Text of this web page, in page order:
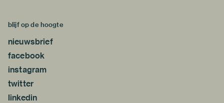
blijf op de hoogte
nieuwsbrief
facebook
instagram
twitter
linkedin